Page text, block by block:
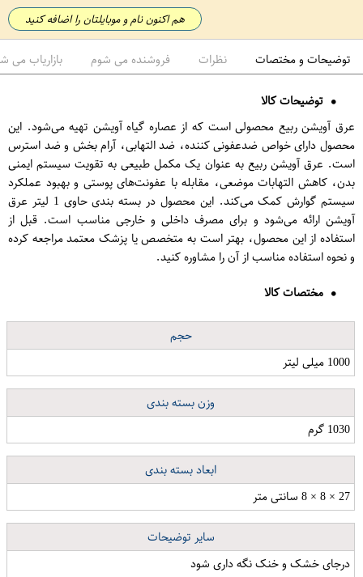
هم اکنون نام و موبایلتان را اضافه کنید
توضیحات و مختصات نظرات فروشنده می شوم بازاریاب می
توضیحات کالا
عرق آویشن ربیع محصولی است که از عصاره گیاه آویشن تهیه می‌شود. این
محصول دارای خواص ضدعفونی کننده، ضد التهابی، آرام بخش و ضد استرس
است. عرق آویشن ربیع به عنوان یک مکمل طبیعی به تقویت سیستم ایمنی
بدن، کاهش التهابات موضعی، مقابله با عفونت‌های پوستی و بهبود عملکرد
سیستم گوارش کمک می‌کند. این محصول در بسته بندی حاوی 1 لیتر عرق
آویشن ارائه می‌شود و برای مصرف داخلی و خارجی مناسب است. قبل از
استفاده از این محصول، بهتر است به متخصص یا پزشک معتمد مراجعه کرده
و نحوه استفاده مناسب از آن را مشاوره کنید.
مختصات کالا
حجم
1000 میلی لیتر
وزن بسته بندی
1030 گرم
ابعاد بسته بندی
27 × 8 × 8 سانتی متر
سایر توضیحات
درجای خشک و خنک نگه داری شود